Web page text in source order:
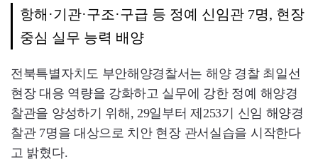
항해·기관·구조·구급 등 정예 신임관 7명, 현장
중심 실무 능력 배양
전북특별자치도 부안해양경찰서는 해양 경찰 최일선
현장 대응 역량을 강화하고 실무에 강한 정예 해양경
찰관을 양성하기 위해, 29일부터 제253기 신임 해양경
찰관 7명을 대상으로 치안 현장 관서실습을 시작한다
고 밝혔다.